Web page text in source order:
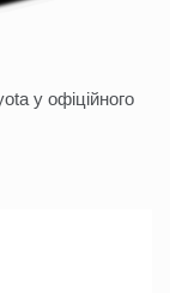
у офіційного